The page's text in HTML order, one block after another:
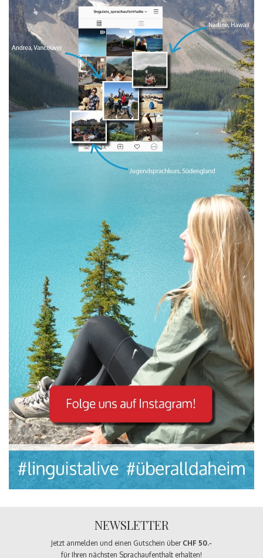
NEWSLETTER
Jetzt anmelden und einen Gutschein über CHF 50.-
für Ihren nächsten Sprachaufenthalt erhalten!